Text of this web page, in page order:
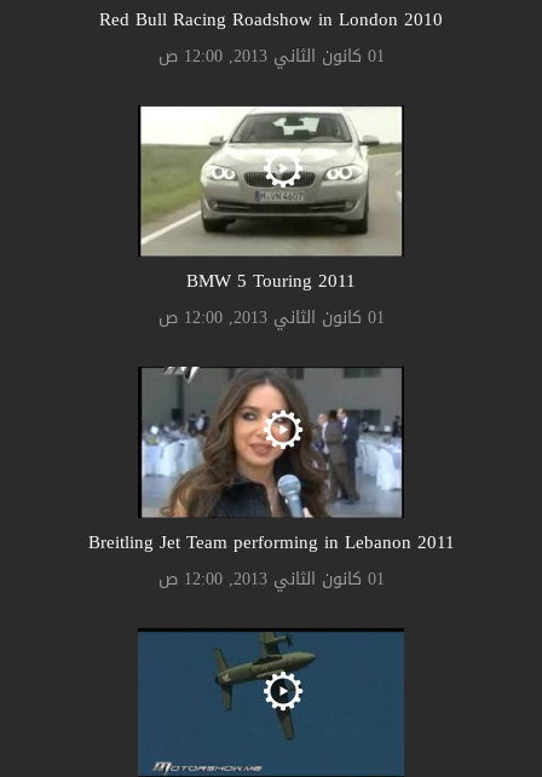
2010 Red Bull Racing Roadshow in London
01 كانون الثاني 2013, 12:00 ص
2011 BMW 5 Touring
01 كانون الثاني 2013, 12:00 ص
2011 Breitling Jet Team performing in Lebanon
01 كانون الثاني 2013, 12:00 ص